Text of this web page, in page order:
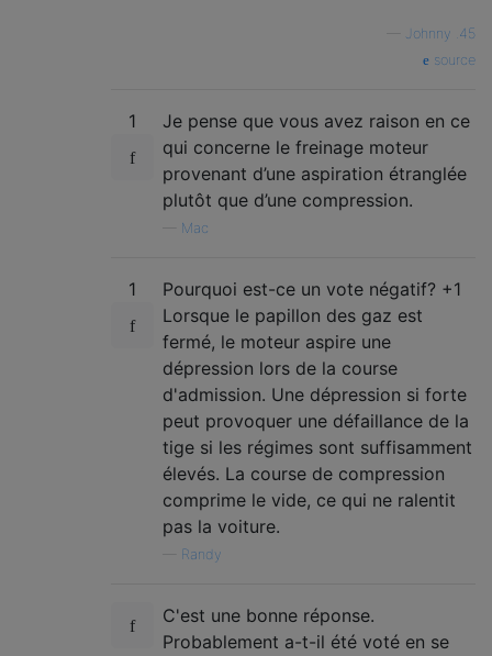
Johnny .45
source
1
Je pense que vous avez raison en ce
qui concerne le freinage moteur
provenant d’une aspiration étranglée
plutôt que d’une compression.
Mac
1
Pourquoi est-ce un vote négatif? +1
Lorsque le papillon des gaz est
fermé, le moteur aspire une
dépression lors de la course
d'admission. Une dépression si forte
peut provoquer une défaillance de la
tige si les régimes sont suffisamment
élevés. La course de compression
comprime le vide, ce qui ne ralentit
pas la voiture.
Randy
C'est une bonne réponse.
Probablement a-t-il été voté en se